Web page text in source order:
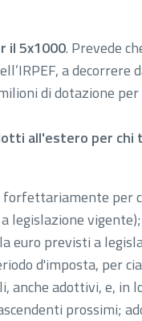
il 5x1000. Prevede
a decorrere
di dotazione
all'estero per chi
per
legislazione vigente);
euro previsti a
d'imposta, per
anche adottivi, e, in
prossimi;